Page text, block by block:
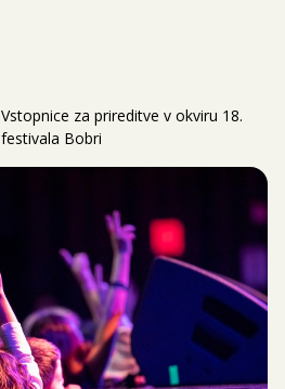
Vstopnice za prireditve v okviru 18.
festivala Bobri